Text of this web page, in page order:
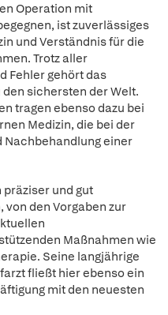
Operation mit
ist zuverlässiges
und Verständnis für die
Trotz aller
Fehler gehört das
sichersten der Welt.
tragen ebenso dazu bei
Medizin, die bei der
Nachbehandlung einer
präziser und gut
den Vorgaben zur
Maßnahmen wie
Seine langjährige
fließt hier ebenso ein
mit den neuesten